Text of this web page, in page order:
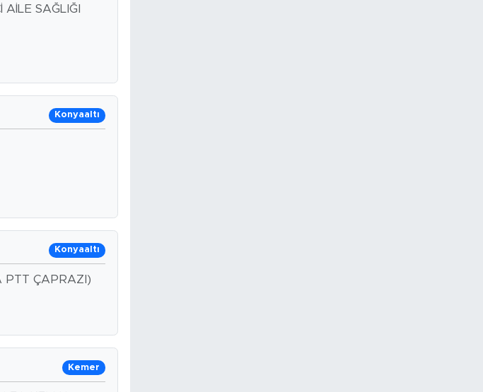
SAĞLIĞI
Konyaaltı
Konyaaltı
PTT ÇAPRAZI)
Kemer